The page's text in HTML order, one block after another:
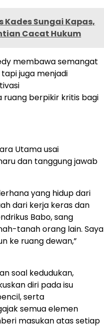
Kades Sungai Kapas,
Cacat Hukum
membawa semangat
juga menjadi
ruang berpikir kritis bagi
Utama usai
dan tanggung jawab
yang hidup dari
dari kerja keras dan
Babo, sang
tanah orang lain. Saya
ke ruang dewan,”
soal kedudukan,
diri pada isu
serta
semua elemen
masukan atas setiap